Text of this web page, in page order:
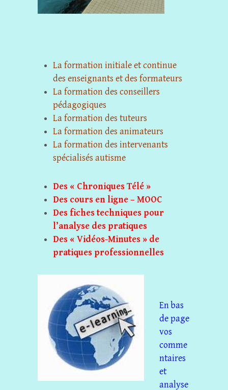
La formation initiale et continue
des enseignants et des formateurs
La formation des conseillers
pédagogiques
La formation des tuteurs
La formation des animateurs
La formation des intervenants
spécialisés autisme
Des « Chroniques Télé »
Des cours en ligne – MOOC
Des fiches techniques pour
l’analyse des pratiques
Des « Vidéos-Minutes » de
pratiques professionnelles
En bas
de page
vos
comme
ntaires
et
analyse